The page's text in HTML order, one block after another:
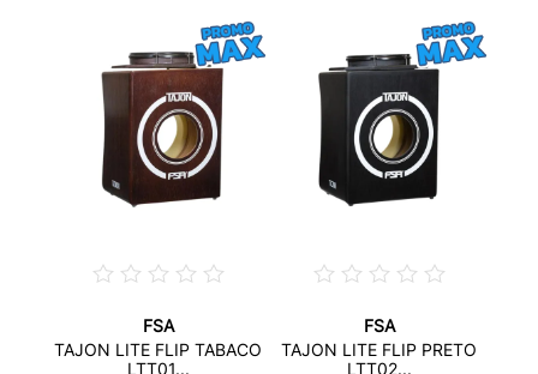
FSA
TAJON LITE FLIP TABACO
LTT01...
FSA
TAJON LITE FLIP PRETO
LTT02...